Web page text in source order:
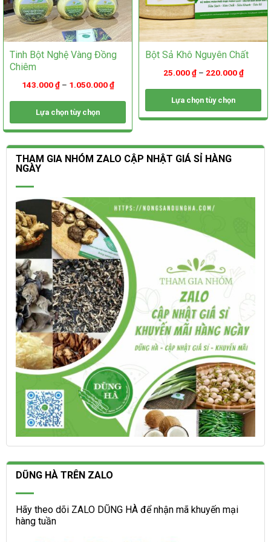
Tinh Bột Nghệ Vàng Đồng
Chiêm
143.000₫– 1.050.000₫
Lựa chọn tùy chọn
Sản
này
có
nhiều
biến
thể.
Các
tùy
chọn
có
thể
được
chọn
trên
trang
sản
phẩm
Bột Sả Khô Nguyên Chất
25.000₫– 220.000₫
Lựa chọn tùy chọn
Sản
có
nhiều
Các
tùy
chọn
trên
sản
phẩm
THAM GIA NHÓM ZALO CẬP NHẬT GIÁ SỈ HÀNG
NGÀY
DŨNG HÀ TRÊN ZALO
Hãy theo dõi ZALO DŨNG HÀ để nhận mã khuyến mại
hàng tuần